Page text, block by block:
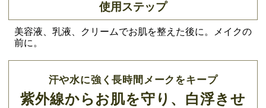
使用ステップ
美容液、乳液、クリームでお肌を整えた後に。メイクの
前に。
汗や水に強く長時間メークをキープ
紫外線からお肌を守り、白浮きせ